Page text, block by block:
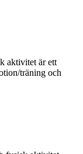
aktivitet är ett
träning och